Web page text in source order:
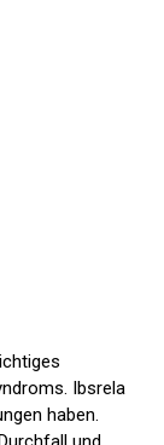
Ibsrela
haben.